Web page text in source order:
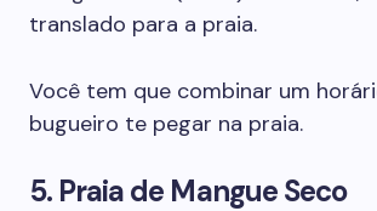
translado para a praia.
Você tem que combinar um
bugueiro te pegar na praia.
5. Praia de Mangue Seco